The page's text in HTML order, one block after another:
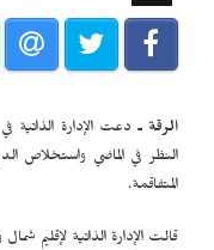
الرقة ـ دعت الإدارة الذاتية
النظر في الماضي واستخلاص
المتفاقمة.
قالت الإدارة الذاتية لإقليم